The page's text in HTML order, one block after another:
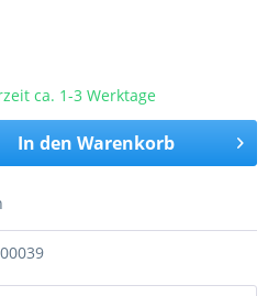
ca. 1-3 Werktage
In den Warenkorb